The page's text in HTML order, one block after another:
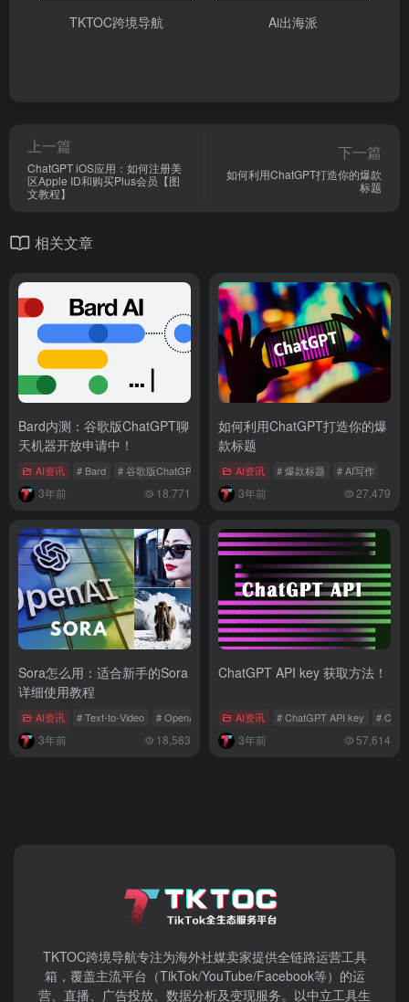
TKTOC跨境导航 Ai出海派
上一篇
ChatGPT iOS应用：如何注册美
区Apple ID和购买Plus会员【图
文教程】
下一篇
如何利用ChatGPT打造你的爆款
标题
相关文章
Bard内测：谷歌版ChatGPT聊
天机器开放申请中！
AI资讯 # Bard # 谷歌版ChatGPT # 聊天机器人
3年前 18,771
如何利用ChatGPT打造你的爆
款标题
AI资讯 # 爆款标题 # AI写作
3年前 27,479
Sora怎么用：适合新手的Sora
详细使用教程
AI资讯 # Text-to-Video # OpenAi # Sora模型
3年前 18,583
ChatGPT API key 获取方法！
AI资讯 # ChatGPT API key #
3年前 57,614
TKTOC跨境导航​专注为海外社媒卖家提供全链路运营工具
箱，覆盖主流平台（TikTok/YouTube/Facebook等）​的运
营、直播、广告投放、数据分析及变现服务。以中立工具生